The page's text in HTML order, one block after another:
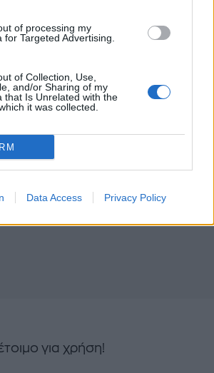
of processing my
for Targeted Advertising.
of Collection, Use,
and/or Sharing of my
that Is Unrelated with the
it was collected.
Data Access Privacy Policy
για χρήση!